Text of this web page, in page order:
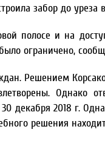
забор до уреза
полосе и на
ограничено,
Решением
Однако
декабря 2018 г.
решения